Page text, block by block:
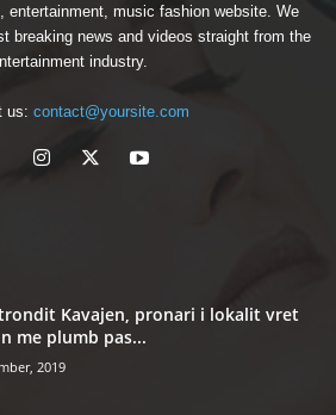
entertainment, music fashion website. We
breaking news and videos straight from the
industry.
us: contact@yoursite.com
Kavajen, pronari i lokalit vret
me plumb pas...
2019